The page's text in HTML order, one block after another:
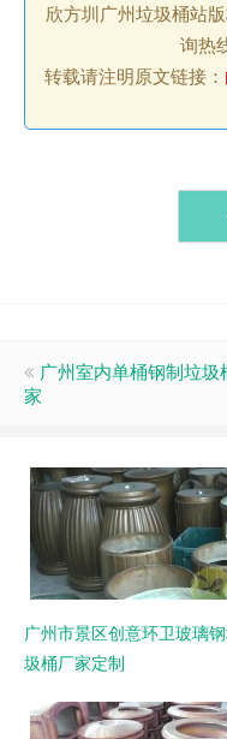
欣方圳广州垃圾桶站
询热
转载请注明原文链接：
广州室内单桶钢制垃圾
家
广州市景区创意环卫玻璃
圾桶厂家定制